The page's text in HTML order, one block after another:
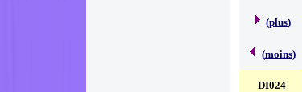
(plus)
(moins)
DI024